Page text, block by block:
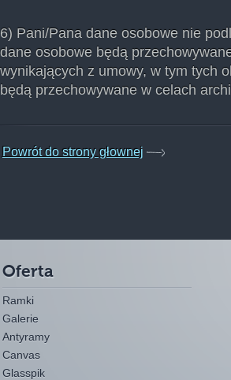
6) Pani/Pana dane osobowe nie
dane osobowe będą
wynikających z umowy, w tym tych
będą przechowywane w celach
Powrót do strony głownej
Oferta
Ramki
Galerie
Antyramy
Canvas
Glasspik